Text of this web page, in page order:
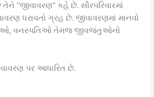
“જીવાવરણ” કહે છે. સૌરપરિવારમાં
ધરાવતો ગ્રહ છે. જીવાવરણમાં માનવો
વનસ્પતિઓ તેમજ જીવજંતુઓનો
પર આધારિત છે.